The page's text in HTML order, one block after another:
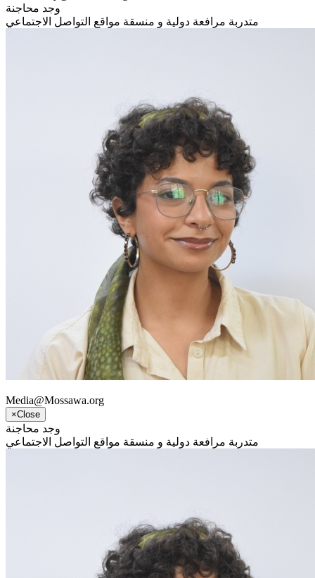
وجد محاجنة
متدربة مرافعة دولية و منسقة مواقع التواصل الاجتماعي
Media@Mossawa.org
×Close
وجد محاجنة
متدربة مرافعة دولية و منسقة مواقع التواصل الاجتماعي